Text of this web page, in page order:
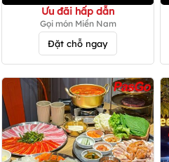
Ưu đãi hấp dẫn
Gọi món Miền Nam
Đặt chỗ ngay